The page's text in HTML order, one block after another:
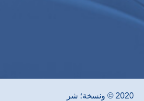
2020 © ونسخة؛ شر